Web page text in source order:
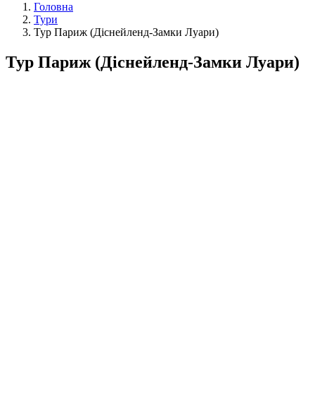
Рядок
навіґації
Головна
Тури
Тур Париж (Діснейленд-Замки Луари)
Тур Париж (Діснейленд-Замки Луари)